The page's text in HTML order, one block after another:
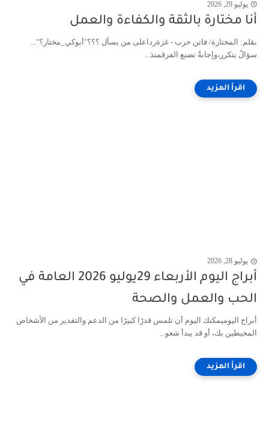
يوليو 29, 2026
أنا مختارة بالثقة والكفاءة والعمل
بقلم: المختارة/ فاتن حرب - غزةرداعلى من يسأل ؟؟؟"أبوكي_مختار؟"...
سؤالٌ يتكرر،وإجابةٌ تصنع الفرقمنذ...
يوليو 28, 2026
أبراج اليوم الأربعاء 29يوليو 2026 العامة في
الحب والعمل والصحة
أبراج اليوميمكنك اليوم أن تلمس قدرًا كبيرًا من الدعم والتقدير من الأشخاص
المحيطين بك، أو قد يبدأ شعو...